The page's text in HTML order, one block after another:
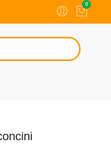
0